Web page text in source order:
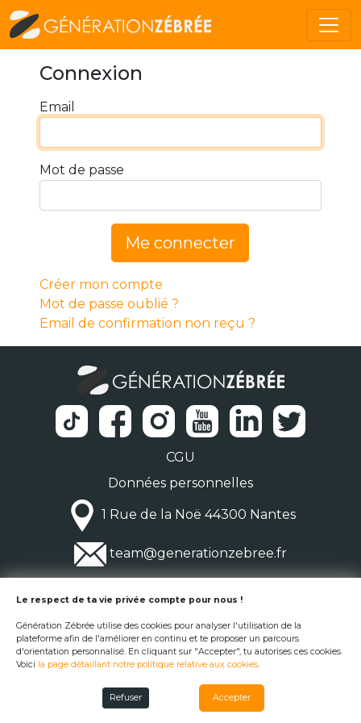
Connexion
Email
Mot de passe
Me connecter
Créer mon compte
Mot de passe oublié ?
Email de confirmation non reçu ?
CGU
Données personnelles
1 Rue de la Noë 44300 Nantes
team@generationzebree.fr
© Génération Zébrée 2026
Le respect de ta vie privée compte pour nous !
Génération Zébrée utilise des cookies pour analyser l'utilisation de la
plateforme afin de l'améliorer en continu et te proposer un parcours
d'orientation personnalisé. En cliquant sur "Accepter", tu autorises ces cookies.
Voici la page détaillant notre politique relative aux cookies.
Refuser Accepter